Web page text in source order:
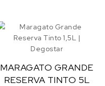
MARAGATO GRANDE
RESERVA TINTO 5L